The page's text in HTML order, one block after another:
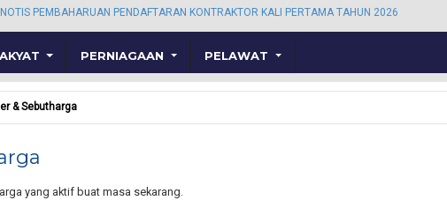
PEMBAHARUAN PENDAFTARAN KONTRAKTOR KALI PERTAMA TAHUN 2026
PERNIAGAAN PELAWAT
& Sebutharga
yang aktif buat masa sekarang.